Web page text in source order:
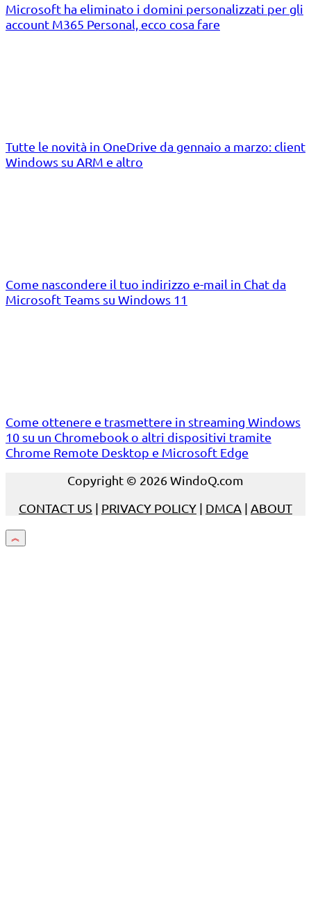
Microsoft ha eliminato i domini personalizzati per gli
account M365 Personal, ecco cosa fare
Tutte le novità in OneDrive da gennaio a marzo: client
Windows su ARM e altro
Come nascondere il tuo indirizzo e-mail in Chat da
Microsoft Teams su Windows 11
Come ottenere e trasmettere in streaming Windows
10 su un Chromebook o altri dispositivi tramite
Chrome Remote Desktop e Microsoft Edge
Copyright © 2026 WindoQ.com
CONTACT US | PRIVACY POLICY | DMCA | ABOUT